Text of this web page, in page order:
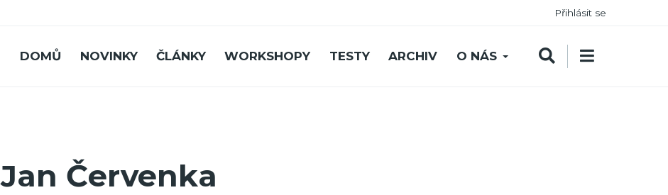
Přihlásit se
DOMŮ NOVINKY ČLÁNKY WORKSHOPY TESTY ARCHIV O NÁS
Jan Červenka